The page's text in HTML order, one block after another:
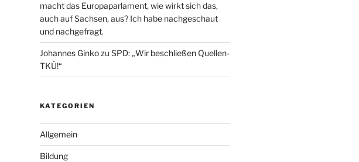
macht das Europaparlament, wie wirkt sich das,
auch auf Sachsen, aus? Ich habe nachgeschaut
und nachgefragt.
Johannes Ginkozu SPD: „Wir beschließen Quellen-
TKÜ!“
KATEGORIEN
Allgemein
Bildung